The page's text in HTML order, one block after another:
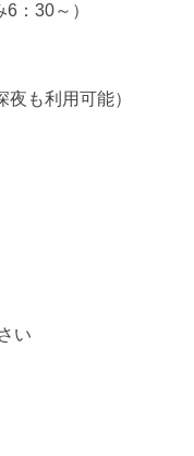
：30～）
も利用可能）
い